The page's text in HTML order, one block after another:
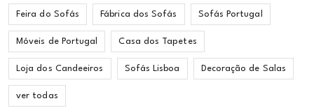
Feira do Sofás Fábrica dos Sofás Sofás Portugal
Móveis de Portugal Casa dos Tapetes
Loja dos Candeeiros Sofás Lisboa Decoração de Salas
ver todas